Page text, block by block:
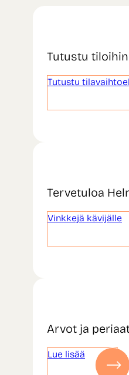
Tutustu tiloihin
Tutustu
Tervetuloa
Vinkkejä kävijälle
Arvot ja
Lue lisää